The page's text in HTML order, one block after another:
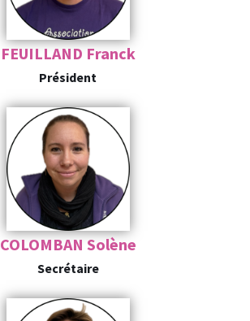
FEUILLAND Franck
Président
COLOMBAN Solène
Secrétaire